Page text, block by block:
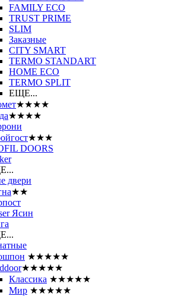
FAMILY ECO
TRUST PRIME
SLIM
Заказные
CITY SMART
TERMO STANDART
HOME ECO
ТЕRМО SPLIT
ЕЩЕ...
★★★★
★★★★
★★★
DOORS
двери
★★
Ясин
★★★★★
★★★★★
Классика ★★★★★
Мир ★★★★★